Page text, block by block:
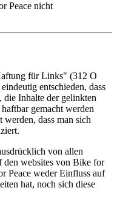
Peace nicht
für Links" (312 O
entschieden, dass
Inhalte der gelinkten
gemacht werden
dass man sich
von allen
den websites von Bike for
Peace weder Einfluss auf
hat, noch sich diese